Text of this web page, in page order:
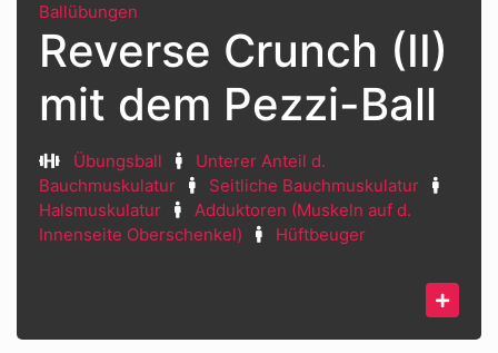
Ballübungen
Reverse Crunch (II)
mit dem Pezzi-Ball
Übungsball
Unterer Anteil d.
Bauchmuskulatur
Seitliche Bauchmuskulatur
Halsmuskulatur
Adduktoren (Muskeln auf d.
Innenseite Oberschenkel)
Hüftbeuger